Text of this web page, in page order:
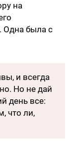
на
Одна была с
и всегда
Но не дай
день все:
что ли,